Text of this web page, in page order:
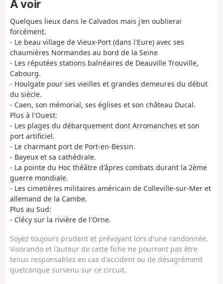
À voir
Quelques lieux dans le Calvados mais j'en oublierai
forcément.
- Le beau village de Vieux-Port (dans l'Eure) avec ses
chaumières Normandes au bord de la Seine
- Les réputées stations balnéaires de Deauville Trouville,
Cabourg.
- Houlgate pour ses vieilles et grandes demeures du début
du siècle.
- Caen, son mémorial, ses églises et son château Ducal.
Plus à l'Ouest:
- Les plages du débarquement dont Arromanches et son
port artificiel.
- Le charmant port de Port-en-Bessin.
- Bayeux et sa cathédrale.
- La pointe du Hoc théâtre d'âpres combats durant la 2ème
guerre mondiale.
- Les cimetières militaires américain de Colleville-sur-Mer et
allemand de la Cambe.
Plus au Sud:
- Clécy sur la rivière de l'Orne.
Soyez toujours prudent et prévoyant lors d'une randonnée.
Visorando et l'auteur de cette fiche ne pourront pas être
tenus responsables en cas d'accident ou de désagrément
quelconque survenu sur ce circuit.